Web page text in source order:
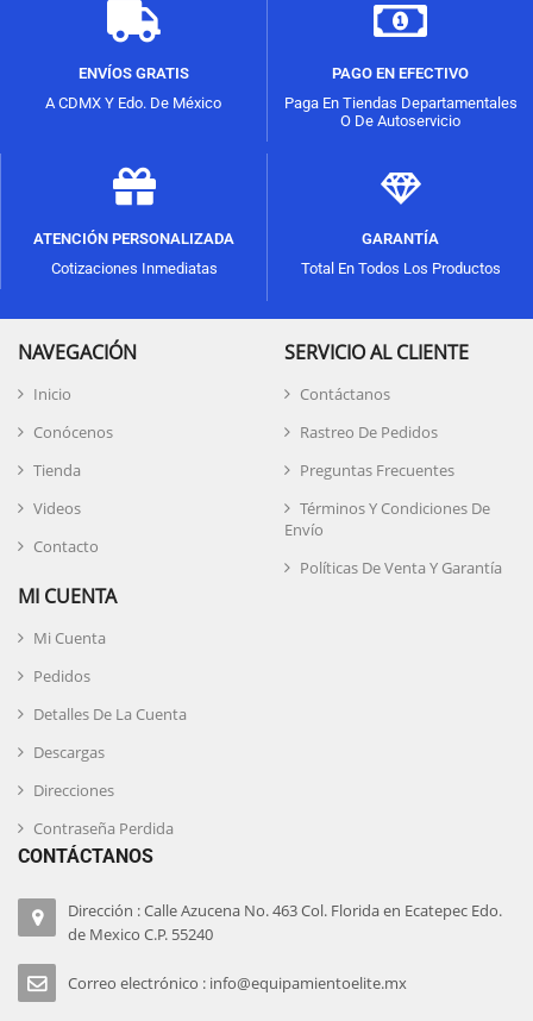
ENVÍOS GRATIS
A CDMX Y Edo. De México
PAGO EN EFECTIVO
Paga En Tiendas Departamentales
O De Autoservicio
ATENCIÓN PERSONALIZADA
Cotizaciones Inmediatas
GARANTÍA
Total En Todos Los Productos
NAVEGACIÓN
Inicio
Conócenos
Tienda
Videos
Contacto
SERVICIO AL CLIENTE
Contáctanos
Rastreo De Pedidos
Preguntas Frecuentes
Términos Y Condiciones De
Envío
Políticas De Venta Y Garantía
MI CUENTA
Mi Cuenta
Pedidos
Detalles De La Cuenta
Descargas
Direcciones
Contraseña Perdida
CONTÁCTANOS
Dirección : Calle Azucena No. 463 Col. Florida en Ecatepec Edo.
de Mexico C.P. 55240
Correo electrónico : info@equipamientoelite.mx